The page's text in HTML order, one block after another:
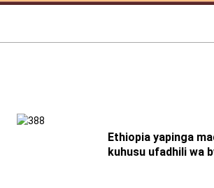
Ethiopia yapinga
kuhusu ufadhili wa